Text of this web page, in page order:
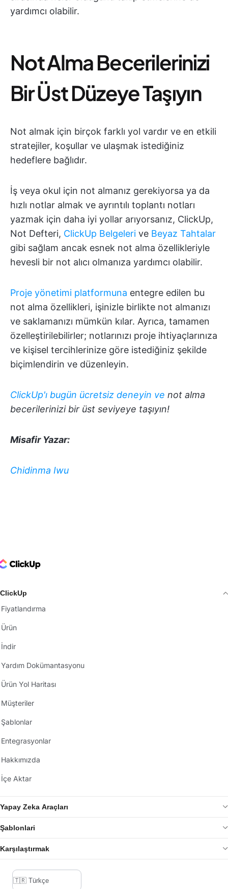
yardımcı olabilir.
Not Alma Becerilerinizi
Bir Üst Düzeye Taşıyın
Not almak için birçok farklı yol vardır ve en etkili
stratejiler, koşullar ve ulaşmak istediğiniz
hedeflere bağlıdır.
İş veya okul için not almanız gerekiyorsa ya da
hızlı notlar almak ve ayrıntılı toplantı notları
yazmak için daha iyi yollar arıyorsanız, ClickUp,
Not Defteri, ClickUp Belgeleri ve Beyaz Tahtalar
gibi sağlam ancak esnek not alma özellikleriyle
hevesli bir not alıcı olmanıza yardımcı olabilir.
Proje yönetimi platformuna entegre edilen bu
not alma özellikleri, işinizle birlikte not almanızı
ve saklamanızı mümkün kılar. Ayrıca, tamamen
özelleştirilebilirler; notlarınızı proje ihtiyaçlarınıza
ve kişisel tercihlerinize göre istediğiniz şekilde
biçimlendirin ve düzenleyin.
ClickUp'ı bugün ücretsiz deneyin ve not alma
becerilerinizi bir üst seviyeye taşıyın!
Misafir Yazar:
Chidinma Iwu
Logo
ClickUp
Fiyatlandırma
Ürün
İndir
Yardım Dokümantasyonu
Ürün Yol Haritası
Müşteriler
Şablonlar
Entegrasyonlar
Hakkımızda
İçe Aktar
Yapay Zeka Araçları
Şablonlari
Karşılaştırmak